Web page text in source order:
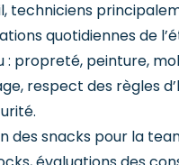
techniciens
quotidiennes de
: propreté, peinture,
respect des règles
des snacks pour la